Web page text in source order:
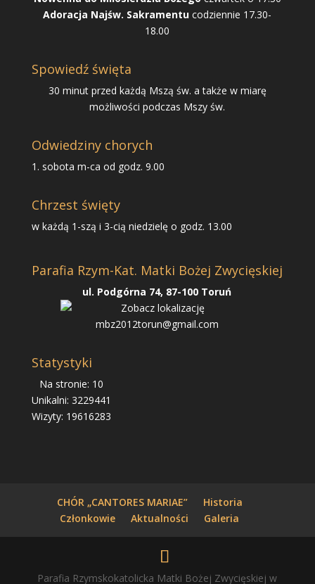
Adoracja Najśw. Sakramentucodziennie 17.30-
18.00
Spowiedź święta
30 minut przed każdą Mszą św. a także w miarę
możliwości podczas Mszy św.
Odwiedziny chorych
1. sobota m-ca od godz. 9.00
Chrzest święty
w każdą 1-szą i 3-cią niedzielę o godz. 13.00
Parafia Rzym-Kat. Matki Bożej Zwycięskiej
ul. Podgórna 74, 87-100 Toruń
mbz2012torun@gmail.com
Statystyki
Na stronie: 10
Unikalni: 3229441
Wizyty: 19616283
CHÓR „CANTORES MARIAE”
Historia
Członkowie
Aktualności Galeria
Parafia Rzymskokatolicka Matki Bożej Zwycięskiej w